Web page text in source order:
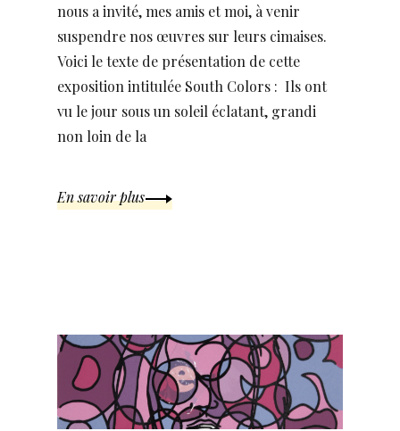
nous a invité, mes amis et moi, à venir
suspendre nos œuvres sur leurs cimaises.
Voici le texte de présentation de cette
exposition intitulée South Colors : Ils ont
vu le jour sous un soleil éclatant, grandi
non loin de la
En savoir plus